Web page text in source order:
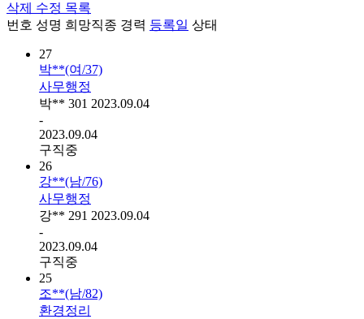
삭제 수정 목록
번호 성명 희망직종 경력 등록일 상태
27
박**(여/37)
사무행정
박** 301 2023.09.04
-
2023.09.04
구직중
26
강**(남/76)
사무행정
강** 291 2023.09.04
-
2023.09.04
구직중
25
조**(남/82)
환경정리